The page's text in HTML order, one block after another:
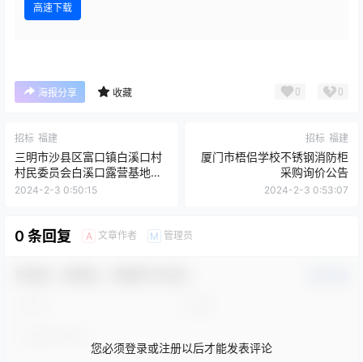
高速下载
海报分享 收藏 0 0
招标 福建
三明市沙县区富口镇白溪口村
村民委员会白溪口露营基地采
购项目询价公告
2024-2-3 0:50:15
招标 福建
厦门市梧侣学校不锈钢消防柜
采购询价公告
2024-2-3 0:53:07
0 条回复 A 文章作者 M 管理员
您必须登录或注册以后才能发表评论